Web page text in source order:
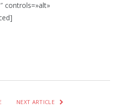
controls=»alt»
NEXT ARTICLE